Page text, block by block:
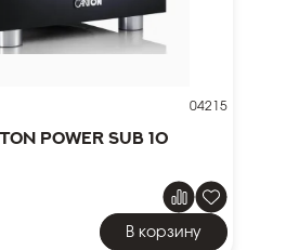
04215
Power Sub 10
В корзину